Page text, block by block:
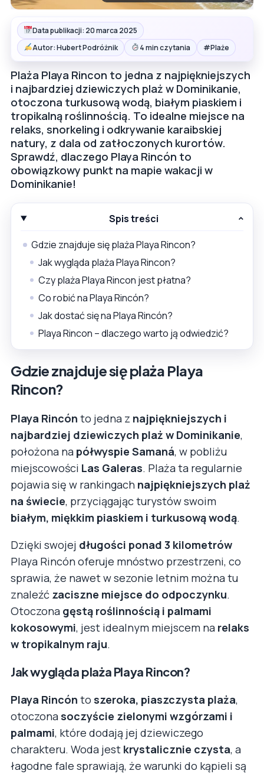
Data publikacji: 20 marca 2025
Autor: Hubert Podróżnik
4 min czytania #Plaże
Plaża Playa Rincon to jedna z najpiękniejszych
i najbardziej dziewiczych plaż w Dominikanie,
otoczona turkusową wodą, białym piaskiem i
tropikalną roślinnością. To idealne miejsce na
relaks, snorkeling i odkrywanie karaibskiej
natury, z dala od zatłoczonych kurortów.
Sprawdź, dlaczego Playa Rincón to
obowiązkowy punkt na mapie wakacji w
Dominikanie!
Spis treści
Gdzie znajduje się plaża Playa Rincon?
Jak wygląda plaża Playa Rincon?
Czy plaża Playa Rincon jest płatna?
Co robić na Playa Rincón?
Jak dostać się na Playa Rincón?
Playa Rincon – dlaczego warto ją odwiedzić?
Gdzie znajduje się plaża Playa
Rincon?
Playa Rincón to jedna z najpiękniejszych i
najbardziej dziewiczych plaż w Dominikanie,
położona na półwyspie Samaná, w pobliżu
miejscowości Las Galeras. Plaża ta regularnie
pojawia się w rankingach najpiękniejszych plaż
na świecie, przyciągając turystów swoim
białym, miękkim piaskiem i turkusową wodą.
Dzięki swojej długości ponad 3 kilometrów
Playa Rincón oferuje mnóstwo przestrzeni, co
sprawia, że nawet w sezonie letnim można tu
znaleźć zaciszne miejsce do odpoczynku.
Otoczona gęstą roślinnością i palmami
kokosowymi, jest idealnym miejscem na relaks
w tropikalnym raju.
Jak wygląda plaża Playa Rincon?
Playa Rincón to szeroka, piaszczysta plaża,
otoczona soczyście zielonymi wzgórzami i
palmami, które dodają jej dziewiczego
charakteru. Woda jest krystalicznie czysta, a
łagodne fale sprawiają, że warunki do kąpieli są